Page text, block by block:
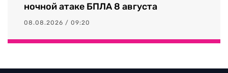
ночной атаке БПЛА 8 августа
08.08.2026 / 09:20